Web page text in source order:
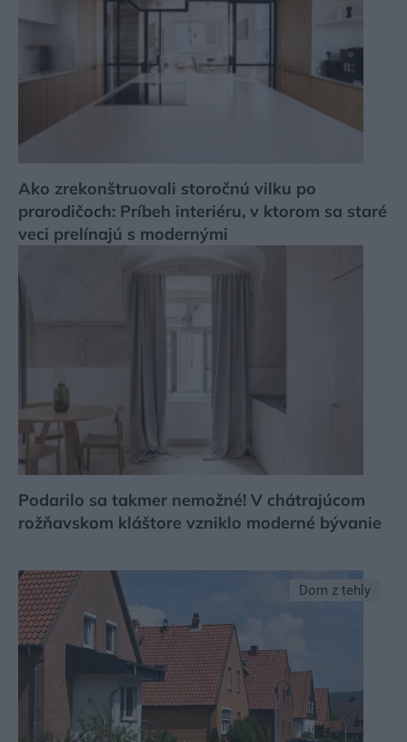
Ako zrekonštruovali storočnú vilku po
prarodičoch: Príbeh interiéru, v ktorom sa staré
veci prelínajú s modernými
Podarilo sa takmer nemožné! V chátrajúcom
rožňavskom kláštore vzniklo moderné bývanie
Dom z tehly